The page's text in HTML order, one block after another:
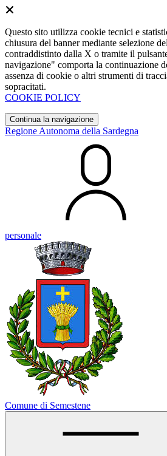
Questo sito utilizza cookie tecnici e
chiusura del banner mediante selezione
contraddistinto dalla X o tramite il
navigazione" comporta la continuazione
assenza di cookie o altri strumenti di
sopracitati.
COOKIE POLICY
Continua la navigazione
Regione Autonoma della Sardegna
personale
Comune di Semestene